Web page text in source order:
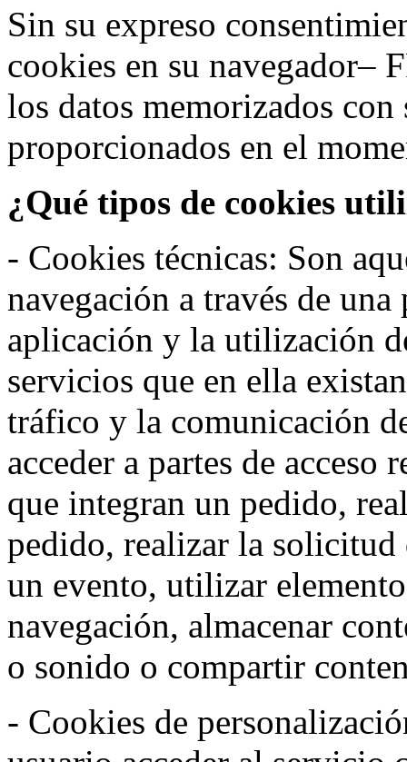
Sin su expreso
cookies en su navegador–
los datos memorizados con
proporcionados en el
¿Qué tipos de cookies
- Cookies técnicas: Son
navegación a través de
aplicación y la utilización
servicios que en ella
tráfico y la comunicación
acceder a partes de
que integran un pedido,
pedido, realizar la
un evento, utilizar
navegación, almacenar
o sonido o compartir
- Cookies de